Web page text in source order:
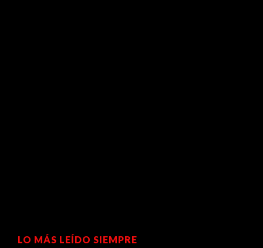
LO MÁS LEÍDO SIEMPRE